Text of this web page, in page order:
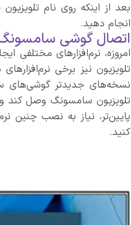
بعد از اینکه روی نام
انجام دهید.
اتصال گوشی سامسونگ
امروزه، نرم‌افزار‌های
تلویزیون نیز برخی
نسخه‌های جدید‌تر گوشی‌های
تلویزیون سامسونگ وصل کند
پایین‌تر، نیاز به نصب چنین
کنید.